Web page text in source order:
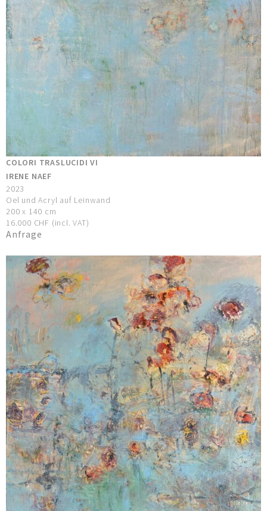
COLORI TRASLUCIDI VI
IRENE NAEF
2023
Oel und Acryl auf Leinwand
200 x 140 cm
16.000 CHF (incl. VAT)
Anfrage